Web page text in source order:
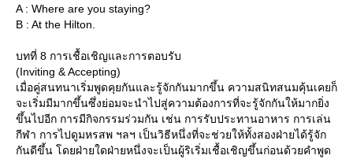
A : Where are you staying?
B : At the Hilton.
บทที่ 8 การเชื้อเชิญและการตอบรับ
(Inviting & Accepting)
เมื่อคู่สนทนาเริ่มพูดคุยกันและรู้จักกันมากขึ้น ความสนิทสนมคุ้นเคยก็
จะเริ่มมีมากขึ้นซึ่งย่อมจะนำไปสู่ความต้องการที่จะรู้จักกันให้มากยิ่ง
ขึ้นไปอีก การมีกิจกรรมร่วมกัน เช่น การรับประทานอาหาร การเล่น
กีฬา การไปดูมหรสพ ฯลฯ เป็นวิธีหนึ่งที่จะช่วยให้ทั้งสองฝ่ายได้รู้จัก
กันดีขึ้น โดยฝ่ายใดฝ่ายหนึ่งจะเป็นผู้ริเริ่มเชื้อเชิญขึ้นก่อนด้วยคำพูด